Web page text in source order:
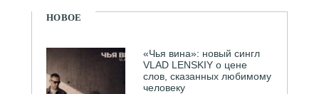
НОВОЕ
«Чья вина»: новый сингл
VLAD LENSKIY о цене
слов, сказанных любимому
человеку